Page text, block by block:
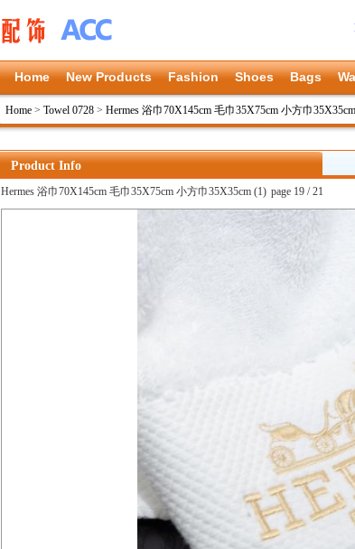
Home New Products Fashion Shoes Bags
Home > Towel 0728 > Hermes 浴巾70X145cm 毛巾35X75cm 小方巾
Product Info
Hermes 浴巾70X145cm 毛巾35X75cm 小方巾35X35cm (1) page 19 / 21